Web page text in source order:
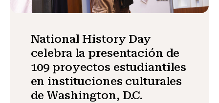
National History Day
celebra la presentación de
109 proyectos estudiantiles
en instituciones culturales
de Washington, D.C.